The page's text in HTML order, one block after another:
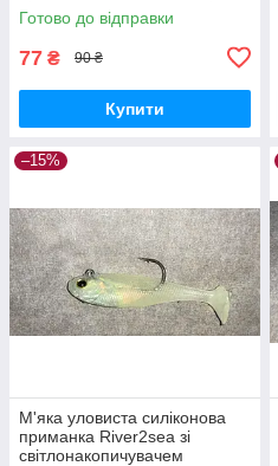
Готово до відправки
77 ₴ 90 ₴
Купити
–15%
М'яка уловиста силіконова
приманка River2sea зі
світлонакопичувачем